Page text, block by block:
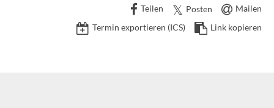
Teilen Posten
Mailen
Termin exportieren (ICS)
Link kopieren